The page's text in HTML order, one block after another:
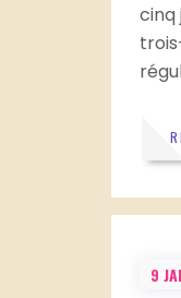
cinq
9